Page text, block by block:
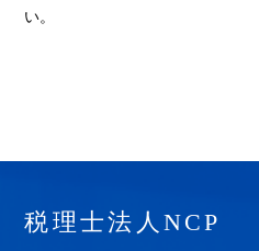
い。
税理士法人NCP